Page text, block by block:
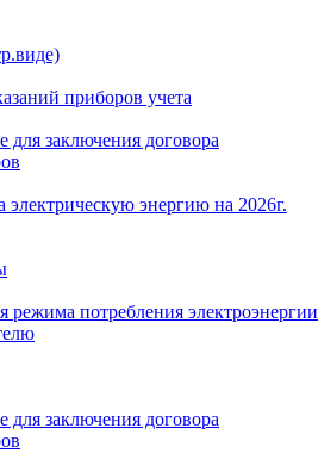
приборов учета
заключения договора
энергию на 2026г.
режима потребления электроэнергии
заключения договора